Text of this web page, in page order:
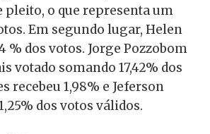
pleito, o que representa um
Em segundo lugar, Helen
% dos votos. Jorge Pozzobom
votado somando 17,42% dos
recebeu 1,98% e Jeferson
dos votos válidos.